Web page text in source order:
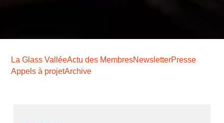
La Glass ValléeActu des MembresNewsletterPresse
Appels à projetArchive